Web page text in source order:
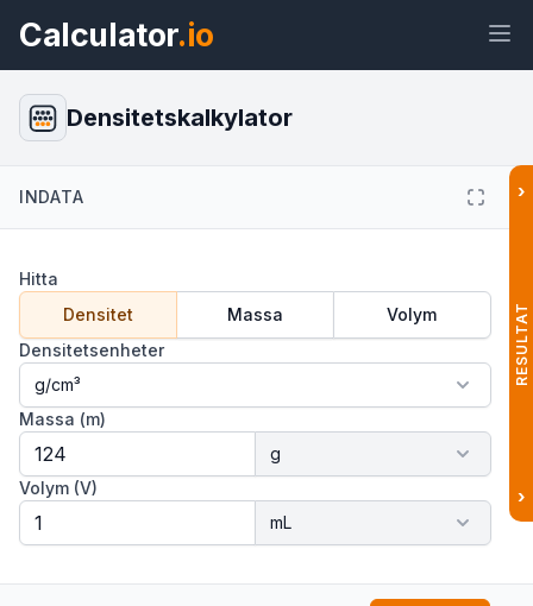
Calculator.io
Widget
Densitetskalkylator
INDATA
Hitta
Densitet
Massa
Volym
Densitetsenheter
Massa (m)
Volym (V)
›
RESULTAT
›